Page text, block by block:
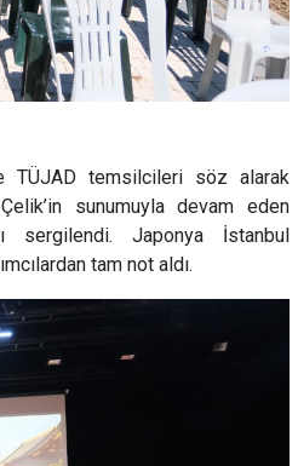
TÜJAD temsilcileri söz alarak
sunumuyla devam eden
sergilendi. Japonya İstanbul
tam not aldı.